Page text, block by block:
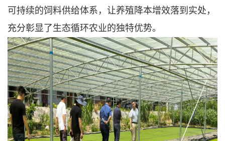
可持续的饲料供给体系，让养殖降本增效落到实处，
充分彰显了生态循环农业的独特优势。